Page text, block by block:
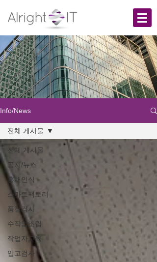
Info/News
전체 게시물
공지/뉴스
홍채인식
스마트팩토리
품질검사
수작업조립
작업자교육
입고검사
전체 게시물